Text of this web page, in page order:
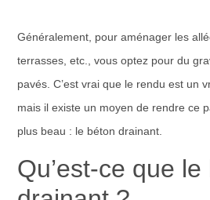
Généralement, pour aménager les
terrasses, etc., vous optez pour du
pavés. C’est vrai que le rendu est un
mais il existe un moyen de rendre ce
plus beau : le béton drainant.
Qu’est-ce que le